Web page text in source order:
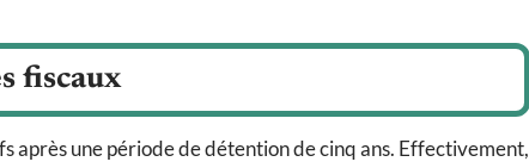
fiscaux
après une période de détention de cinq ans. Effectivement,